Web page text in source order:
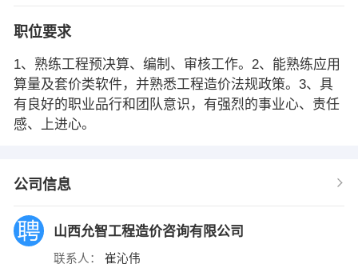
职位要求
1、熟练工程预决算、编制、审核工作。2、能熟练应用
算量及套价类软件，并熟悉工程造价法规政策。3、具
有良好的职业品行和团队意识，有强烈的事业心、责任
感、上进心。
公司信息
山西允智工程造价咨询有限公司
联系人： 崔沁伟